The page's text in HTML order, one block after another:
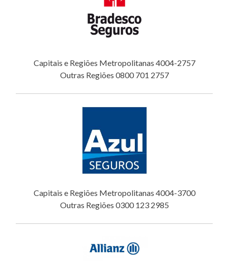
Capitais e Regiões Metropolitanas 4004-2757
Outras Regiões 0800 701 2757
Capitais e Regiões Metropolitanas 4004-3700
Outras Regiões 0300 123 2985